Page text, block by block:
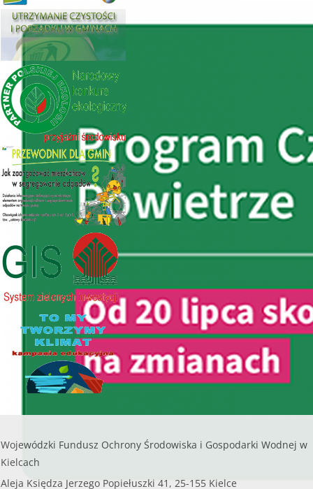
Wojewódzki Fundusz Ochrony Środowiska i Gospodarki Wodnej w
Kielcach
Aleja Księdza Jerzego Popiełuszki 41, 25-155 Kielce